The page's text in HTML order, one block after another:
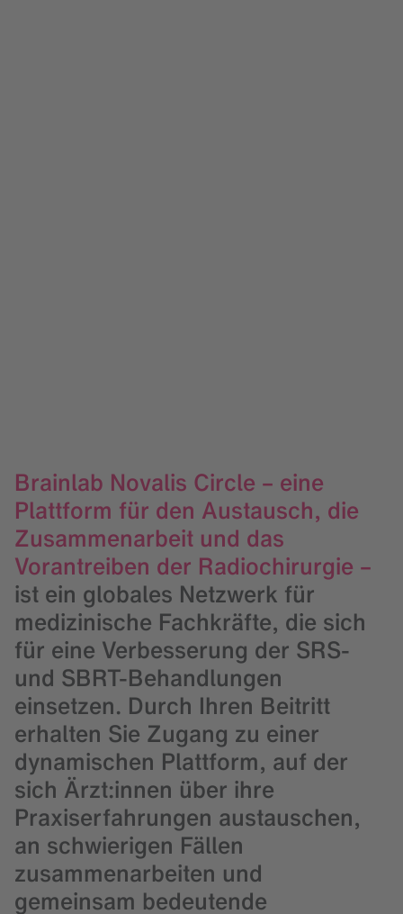
Brainlab Novalis Circle – eine
Plattform für den Austausch, die
Zusammenarbeit und das
Vorantreiben der Radiochirurgie –
ist ein globales Netzwerk für
medizinische Fachkräfte, die sich
für eine Verbesserung der SRS-
und SBRT-Behandlungen
einsetzen. Durch Ihren Beitritt
erhalten Sie Zugang zu einer
dynamischen Plattform, auf der
sich Ärzt:innen über ihre
Praxiserfahrungen austauschen,
an schwierigen Fällen
zusammenarbeiten und
gemeinsam bedeutende